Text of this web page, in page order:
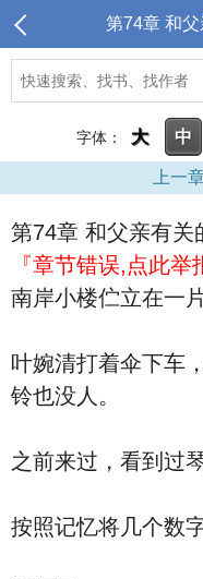
第74章 和
字体： 大 中
上一
第74章 和父亲有关
『章节错误,点此举
南岸小楼伫立在一
叶婉清打着伞下车
铃也没人。
之前来过，看到过
按照记忆将几个数